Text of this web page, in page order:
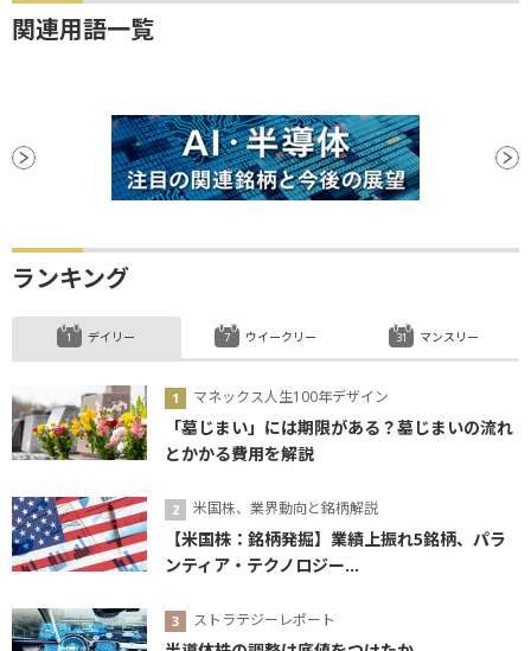
関連用語一覧
ランキング
デイリー
マネックス人生100年デザイン
「墓じまい」には期限がある？墓じまいの流れ
とかかる費用を解説
米国株、業界動向と銘柄解説
【米国株：銘柄発掘】業績上振れ5銘柄、パラ
ンティア・テクノロジー...
ストラテジーレポート
ウイークリー マンスリー